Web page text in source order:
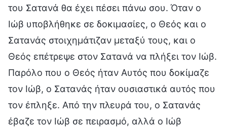
του Σατανά θα έχει πέσει πάνω σου. Όταν ο
Ιώβ υποβλήθηκε σε δοκιμασίες, ο Θεός και ο
Σατανάς στοιχημάτιζαν μεταξύ τους, και ο
Θεός επέτρεψε στον Σατανά να πλήξει τον Ιώβ.
Παρόλο που ο Θεός ήταν Αυτός που δοκίμαζε
τον Ιώβ, ο Σατανάς ήταν ουσιαστικά αυτός που
τον έπληξε. Από την πλευρά του, ο Σατανάς
έβαζε τον Ιώβ σε πειρασμό, αλλά ο Ιώβ